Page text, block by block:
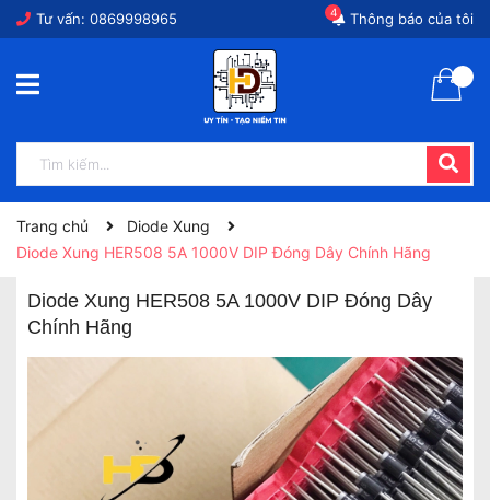
Tư vấn: 0869998965 Thông báo của tôi
4
Trang chủ
Diode Xung
Diode Xung HER508 5A 1000V DIP Đóng Dây Chính Hãng
Diode Xung HER508 5A 1000V DIP Đóng Dây
Chính Hãng